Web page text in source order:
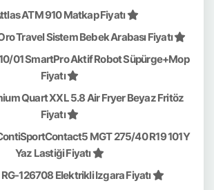
ATM 910 Matkap Fiyatı
Travel Sistem Bebek Arabası Fiyatı
01 SmartPro Aktif Robot Süpürge+Mop
Fiyatı
Quart XXL 5.8 Air Fryer Beyaz Fritöz
Fiyatı
MGT 275/40 R19 101Y
Yaz Lastiği Fiyatı
126708 Elektrikli Izgara Fiyatı